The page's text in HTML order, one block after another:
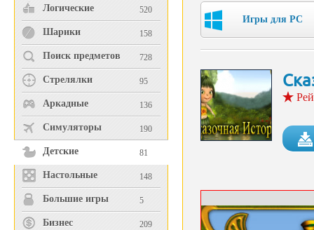
Логические 520
Шарики 158
Поиск предметов 728
Стрелялки 95
Аркадные 136
Симуляторы 190
Детские 81
Настольные 148
Большие игры 5
Бизнес 209
Игры для PC